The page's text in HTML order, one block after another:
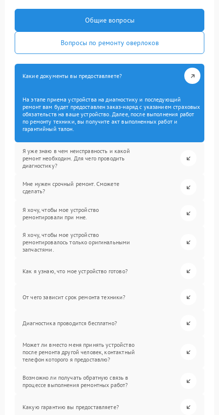
Общие вопросы
Вопросы по ремонту оверлоков
Какие документы вы предоставляете?
На этапе приема устройства на диагностику и последующий
ремонт вам будет предоставлен заказ-наряд с указанием страховых
обязательств на ваше устройство. Далее, после выполнения работ
по ремонту техники, вы получите акт выполненных работ и
гарантийный талон.
Я уже знаю в чем неисправность и какой
ремонт необходим. Для чего проводить
диагностику?
Мне нужен срочный ремонт. Сможете
сделать?
Я хочу, чтобы мое устройство
ремонтировали при мне.
Я хочу, чтобы мое устройство
ремонтировалось только оригинальными
запчастями.
Как я узнаю, что мое устройство готово?
От чего зависит срок ремонта техники?
Диагностика проводится бесплатно?
Может ли вместо меня принять устройство
после ремонта другой человек, контактный
телефон которого я предоставлю?
Возможно ли получать обратную связь в
процессе выполнения ремонтных работ?
Какую гарантию вы предоставляете?